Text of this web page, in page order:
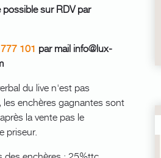
possible sur RDV par
101 par mail info@lux-
du live n'est pas
enchères gagnantes sont
la vente pas le
priseur.